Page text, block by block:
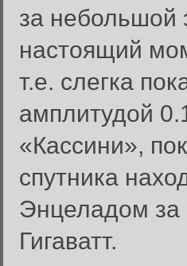
за небольшой
настоящий
т.е. слегка
амплитудой
«Кассини»,
спутника
Энцеладом за
Гигаватт.